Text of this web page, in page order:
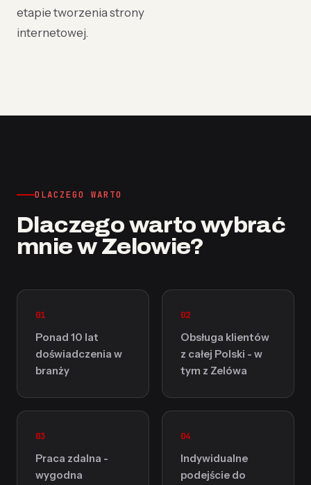
etapie tworzenia strony
internetowej.
DLACZEGO WARTO
Dlaczego warto wybrać
mnie w Zelowie?
01
Ponad 10 lat
doświadczenia w
branży
02
Obsługa klientów
z całej Polski - w
tym z Zelówa
03
Praca zdalna -
wygodna
04
Indywidualne
podejście do